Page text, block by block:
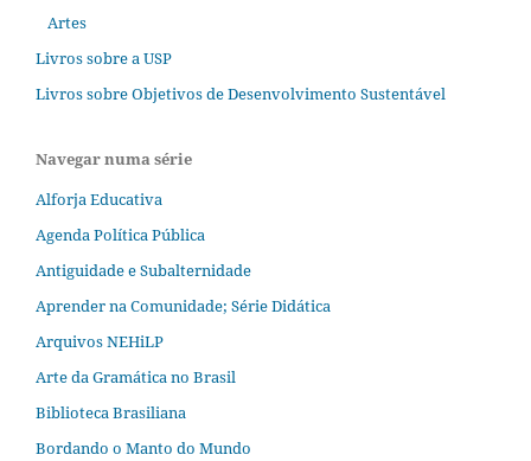
Artes
Livros sobre a USP
Livros sobre Objetivos de Desenvolvimento Sustentável
Navegar numa série
Alforja Educativa
Agenda Política Pública
Antiguidade e Subalternidade
Aprender na Comunidade; Série Didática
Arquivos NEHiLP
Arte da Gramática no Brasil
Biblioteca Brasiliana
Bordando o Manto do Mundo